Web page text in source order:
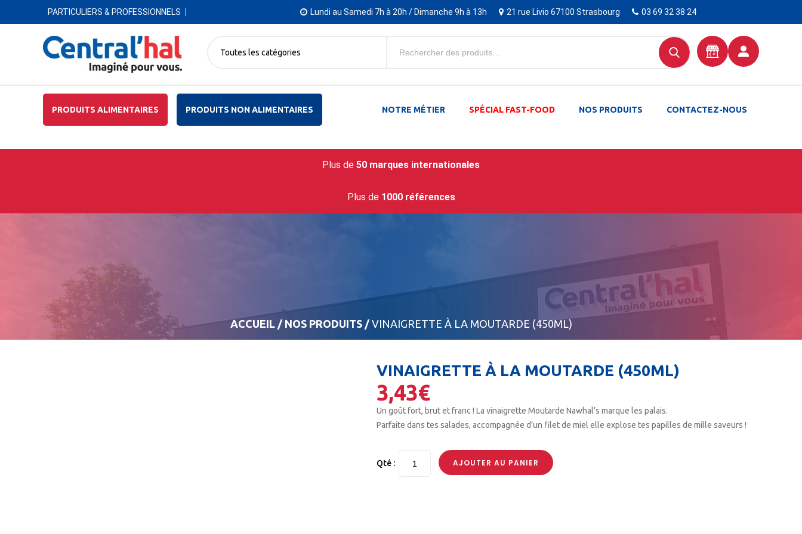
PARTICULIERS & PROFESSIONNELS Lundi au Samedi 7h à 20h / Dimanche 9h à 13h 21 rue Livio 67100 Strasbourg 03 69 32 38 24
Toutes les catégories
PRODUITS ALIMENTAIRES PRODUITS NON ALIMENTAIRES CONTACTEZ-NOUS
NOS PRODUITS
SPÉCIAL FAST-FOOD
NOTRE MÉTIER
Plus de 50 marques internationales
Plus de 1000 références
ACCUEIL/ NOS PRODUITS/VINAIGRETTE À LA MOUTARDE (450ML)
VINAIGRETTE À LA MOUTARDE (450ML)
3,43€
Un goût fort, brut et franc ! La vinaigrette Moutarde Nawhal’s marque les palais.
Parfaite dans tes salades, accompagnée d’un filet de miel elle explose tes papilles de mille saveurs !
Qté : AJOUTER AU PANIER